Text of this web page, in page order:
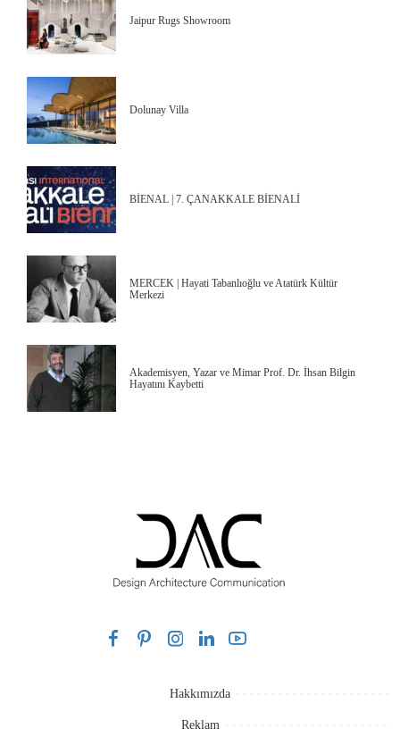
Jaipur Rugs Showroom
Dolunay Villa
BİENAL | 7. ÇANAKKALE BİENALİ
MERCEK | Hayati Tabanlıoğlu ve Atatürk Kültür
Merkezi
Akademisyen, Yazar ve Mimar Prof. Dr. İhsan Bilgin
Hayatını Kaybetti
Hakkımızda
Reklam